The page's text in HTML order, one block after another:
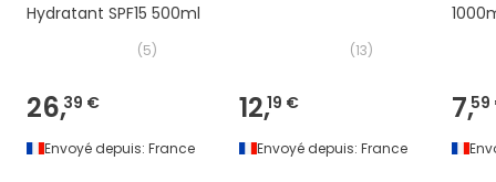
Hydratant SPF15 500ml
(5)
26,39 €
Envoyé depuis: France
(13)
12,19 €
Envoyé depuis: France
7,59